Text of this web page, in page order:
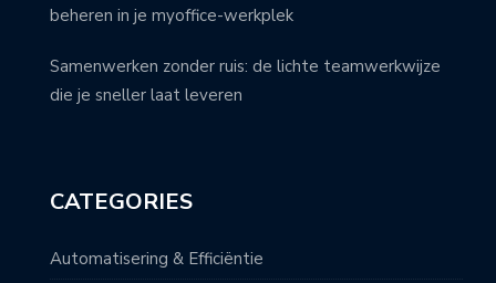
beheren in je myoffice-werkplek
Samenwerken zonder ruis: de lichte teamwerkwijze
die je sneller laat leveren
CATEGORIES
Automatisering & Efficiëntie